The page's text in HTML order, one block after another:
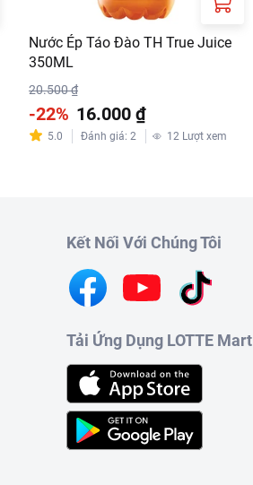
Nước Ép Táo Đào TH True Juice
350ML
20.500 ₫
-22% 16.000 ₫
5.0 Đánh giá: 2 12 Lượt xem
Kết Nối Với Chúng Tôi
Tải Ứng Dụng LOTTE Mart